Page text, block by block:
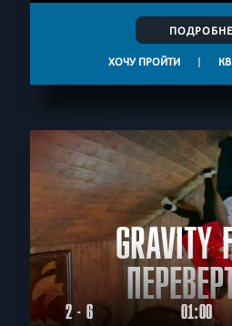
ХОЧУ ПРОЙТИ |
GRAVITY
2 - 6 01:00